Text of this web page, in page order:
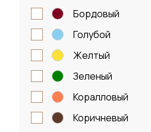
бордовый
голубой
желтый
зеленый
коралловый
коричневый